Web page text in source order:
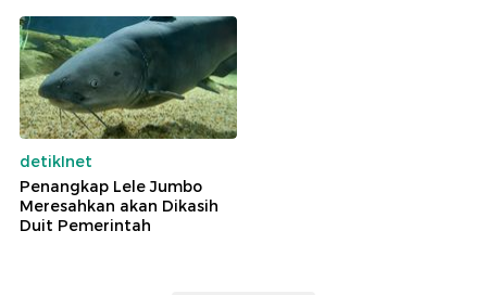
detikInet
Penangkap Lele Jumbo
Meresahkan akan Dikasih
Duit Pemerintah